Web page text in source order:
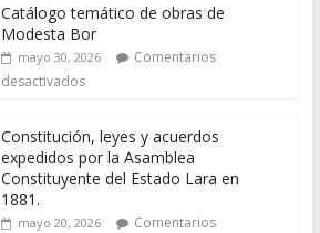
Catálogo temático de obras de
Modesta Bor
mayo 30, 2026
Comentarios
desactivados
Constitución, leyes y acuerdos
expedidos por la Asamblea
Constituyente del Estado Lara en
1881.
mayo 20, 2026
Comentarios